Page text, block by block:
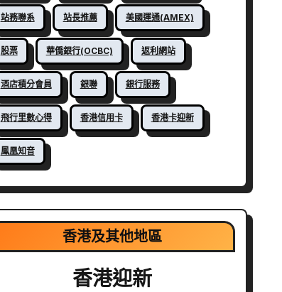
站務聯系 站長推薦 美國運通(AMEX)
股票 華僑銀行(OCBC) 返利網站
酒店積分會員 銀聯 銀行服務
飛行里數心得 香港信用卡 香港卡迎新
鳳凰知音
香港及其他地區
香港迎新